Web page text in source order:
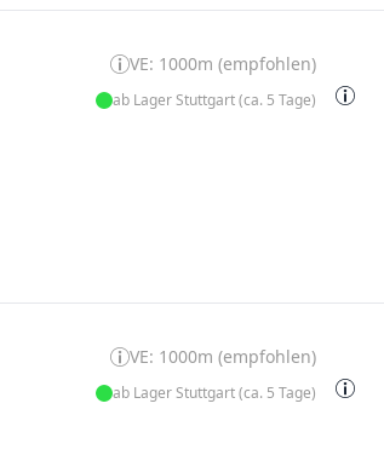
VE: 1000m (empfohlen)
ab Lager Stuttgart (ca. 5 Tage)
VE: 1000m (empfohlen)
ab Lager Stuttgart (ca. 5 Tage)